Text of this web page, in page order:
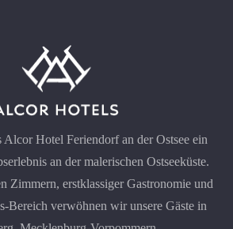
Alcor Hotel Feriendorf an der Ostsee ein
an der malerischen Ostseeküste.
Zimmern, erstklassiger Gastronomie und
Bereich verwöhnen wir unsere Gäste in